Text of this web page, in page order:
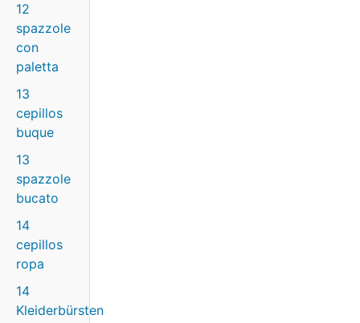
12
spazzole
con
paletta
13
cepillos
buque
13
spazzole
bucato
14
cepillos
ropa
14
Kleiderbürsten